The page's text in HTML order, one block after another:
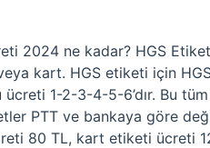
2024 ne kadar? HGS
kart. HGS etiketi için
ücreti 1-2-3-4-5-6’dır. Bu
PTT ve bankaya göre
80 TL, kart etiketi ücreti